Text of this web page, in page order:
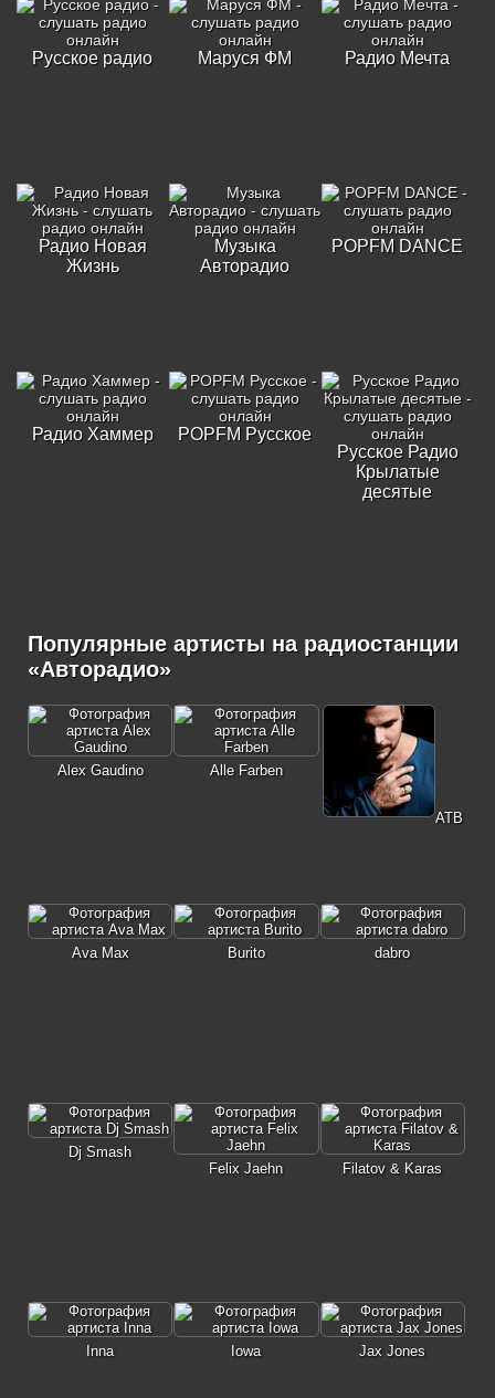
Русское радио Маруся ФМ Радио Мечта
Радио Новая
Жизнь
Музыка
Авторадио
POPFM DANCE
Радио Хаммер
POPFM Русское
Русское Радио
Крылатые
десятые
Популярные артисты на радиостанции
«Авторадио»
Alex Gaudino Alle Farben
ATB
Ava Max Burito dabro
Dj Smash
Felix Jaehn
Filatov & Karas
Inna Iowa Jax Jones